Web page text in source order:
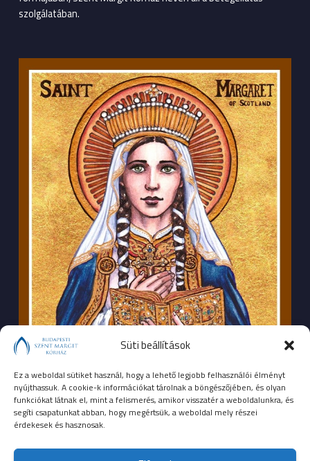
Süti beállítások
Ez a weboldal sütiket használ, hogy a lehető legjobb felhasználói élményt
nyújthassuk. A cookie-k információkat tárolnak a böngészőjében, és olyan
funkciókat látnak el, mint a felismerés, amikor visszatér a weboldalunkra, és
segíti csapatunkat abban, hogy megértsük, a weboldal mely részei
érdekesek és hasznosak.
szolgálatában.
SEGÉLYHÍVÓSZÁMOK